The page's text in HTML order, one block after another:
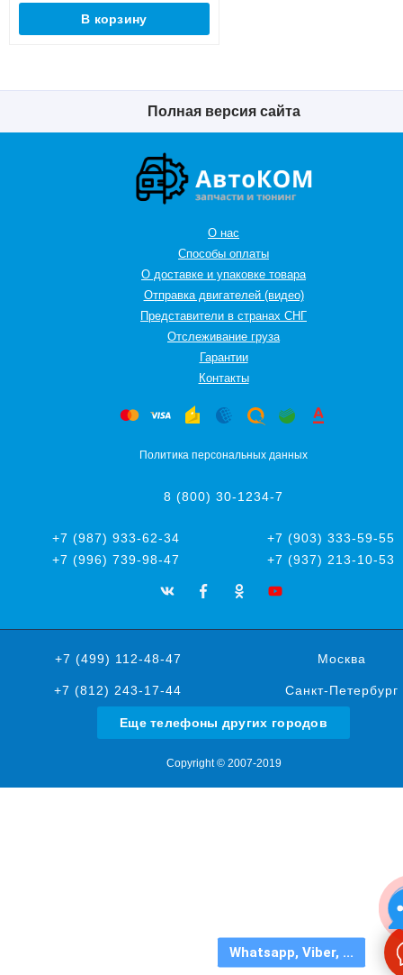
В корзину
Whatsapp, Viber, ...
Полная версия сайта
О нас
Способы оплаты
О доставке и упаковке товара
Отправка двигателей (видео)
Представители в странах СНГ
Oтслеживание груза
Гарантии
Контакты
Политика персональных данных
8 (800) 30-1234-7
+7 (987) 933-62-34
+7 (903) 333-59-55
+7 (996) 739-98-47
+7 (937) 213-10-53
+7 (499) 112-48-47 Москва
+7 (812) 243-17-44 Санкт-Петербург
Еще телефоны других городов
Copyright © 2007-2019